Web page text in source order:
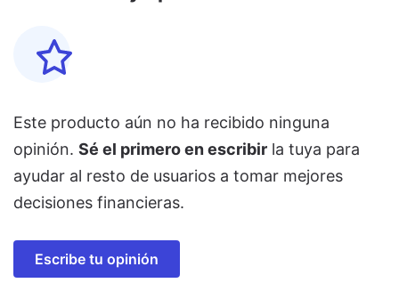
Este producto aún no ha recibido ninguna
opinión. Sé el primero en escribir la tuya para
ayudar al resto de usuarios a tomar mejores
decisiones financieras.
Escribe tu opinión